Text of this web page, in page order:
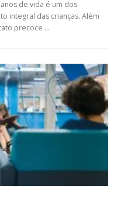
de vida é um dos
integral das crianças. Além
precoce …